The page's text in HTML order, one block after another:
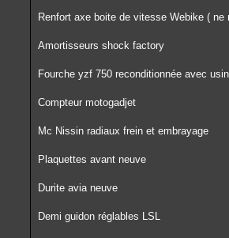
Renfort axe boite de vitesse Webike (
Amortisseurs shock factory
Fourche yzf 750 reconditionnée avec
Compteur motogadjet
Mc Nissin radiaux frein et embrayage
Plaquettes avant neuve
Durite avia neuve
Demi guidon réglables LSL